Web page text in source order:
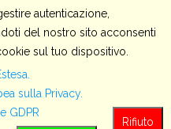
autenticazione,
del nostro sito acconsenti
sul tuo dispositivo.
sulla Privacy.
GDPR
Rifiuto